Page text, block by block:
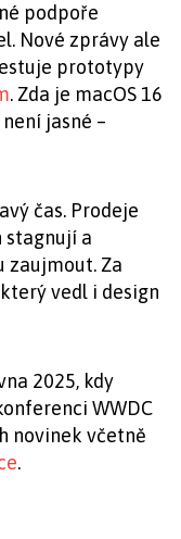
podpoře
Nové zprávy ale
prototypy
. Zda je macOS 16
jasné –
čas. Prodeje
stagnují a
zaujmout. Za
vedl i design
2025, kdy
WWDC
novinek včetně
.